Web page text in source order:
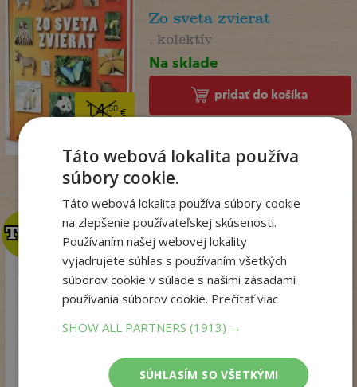
14,50€
Zo sveta zvierat
. kolektív
Na sklade
pridať do košíka
,99
TOP
TOP
Talianske tajomstvo
Na sklade
pridať do košíka
Táto webová lokalita používa
súbory cookie.
Táto webová lokalita používa súbory cookie
na zlepšenie používateľskej skúsenosti.
Používaním našej webovej lokality
vyjadrujete súhlas s používaním všetkých
súborov cookie v súlade s našimi zásadami
používania súborov cookie. Prečítať viac
SHOW ALL PARTNERS(1913) →
SÚHLASÍM SO VŠETKÝMI